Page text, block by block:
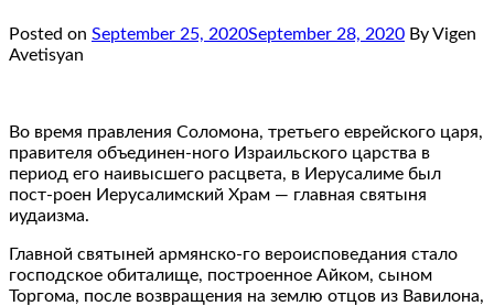
Posted on September 25, 2020September 28, 2020 By Vigen
Avetisyan
Во время правления Соломона, третьего еврейского царя,
правителя объединен-ного Израильского царства в
период его наивысшего расцвета, в Иерусалиме был
пост-роен Иерусалимский Храм — главная святыня
иудаизма.
Главной святыней армянско-го вероисповедания стало
господское обиталище, построенное Айком, сыном
Торгома, после возвращения на землю отцов из Вавилона,